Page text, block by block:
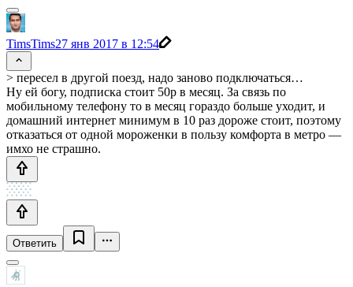
TimsTims27 янв 2017 в 12:54
> пересел в другой поезд, надо заново подключаться…
Ну ей богу, подписка стоит 50р в месяц. За связь по
мобильному телефону то в месяц гораздо больше уходит, и
домашний интернет минимум в 10 раз дороже стоит, поэтому
отказаться от одной мороженки в пользу комфорта в метро —
имхо не страшно.
Ответить